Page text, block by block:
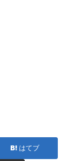
はてブ